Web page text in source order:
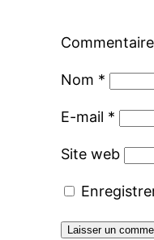
Commentaire
Nom *
E-mail *
Site web